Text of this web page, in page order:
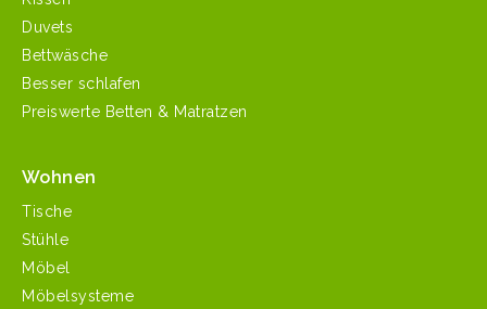
Duvets
Bettwäsche
Besser schlafen
Preiswerte Betten & Matratzen
Wohnen
Tische
Stühle
Möbel
Möbelsysteme